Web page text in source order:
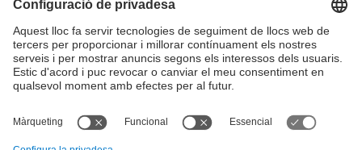
Servei de Control de Gestió
Plaça Eusebi Güell,6.08034 Barcelona
Campus Nord. Edifici VX, 1a planta
Formulari de contacte